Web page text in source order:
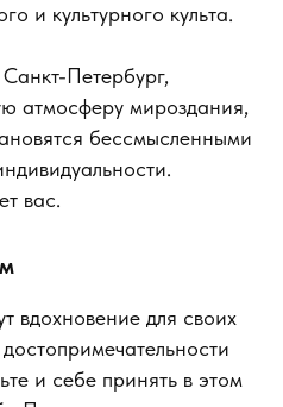
и культурного культа.
Петербург,
атмосферу мироздания,
бессмысленными
вас.
вдохновение для своих
и себе принять в этом